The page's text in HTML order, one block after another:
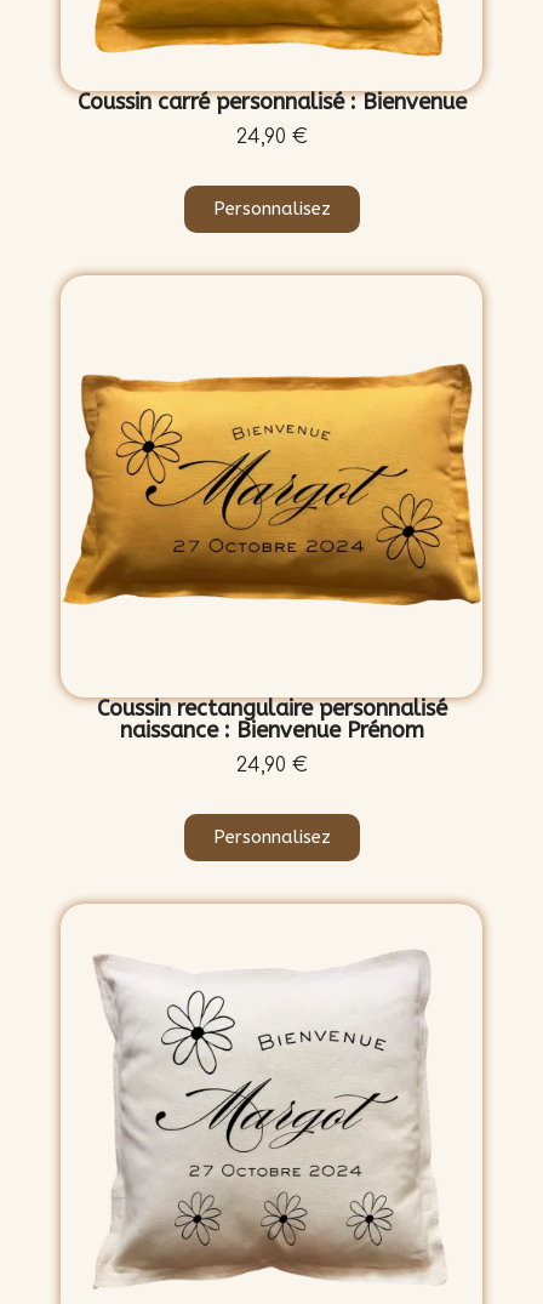
Coussin carré personnalisé : Bienvenue
24,90 €
Personnalisez
Coussin rectangulaire personnalisé
naissance : Bienvenue Prénom
24,90 €
Personnalisez